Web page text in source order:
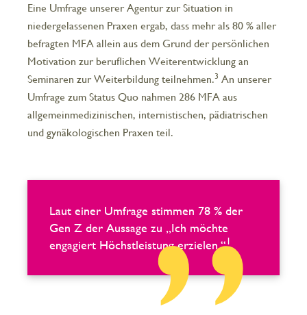
Eine Umfrage unserer Agentur zur Situation in
niedergelassenen Praxen ergab, dass mehr als 80 % aller
befragten MFA allein aus dem Grund der persönlichen
Motivation zur beruflichen Weiterentwicklung an
Seminaren zur Weiterbildung teilnehmen.3 An unserer
Umfrage zum Status Quo nahmen 286 MFA aus
allgemeinmedizinischen, internistischen, pädiatrischen
und gynäkologischen Praxen teil.
Laut einer Umfrage stimmen 78 % der
Gen Z der Aussage zu „Ich möchte
engagiert Höchstleistung erzielen.“1